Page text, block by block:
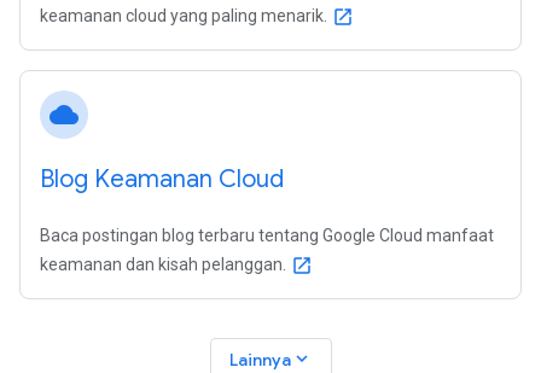
keamanan cloud yang paling menarik. open_in_new
cloud
Blog Keamanan Cloud
Baca postingan blog terbaru tentang Google Cloud manfaat
keamanan dan kisah pelanggan.
open_in_new
Lainnyaexpand_more